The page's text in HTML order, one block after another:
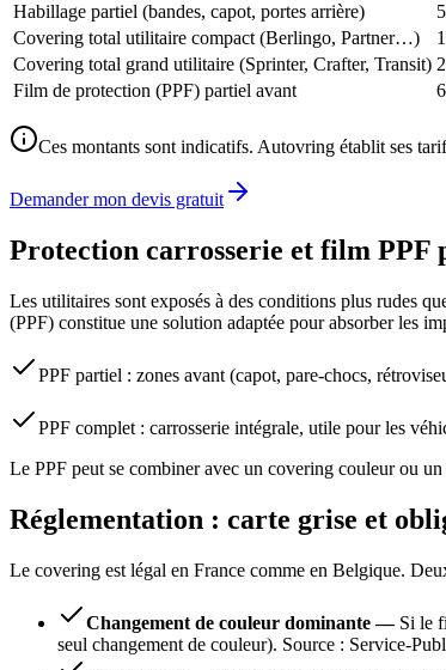
Habillage partiel (bandes, capot, portes arrière)
Covering total utilitaire compact (Berlingo, Partner…)
Covering total grand utilitaire (Sprinter, Crafter, Transit)
Film de protection (PPF) partiel avant
Ces montants sont indicatifs. Autovring établit ses
Demander mon devis gratuit
Protection carrosserie et film
Les utilitaires sont exposés à des conditions plus rudes
(PPF) constitue une solution adaptée pour absorber les
PPF partiel : zones avant (capot, pare-chocs,
PPF complet : carrosserie intégrale, utile pour les
Le PPF peut se combiner avec un covering couleur ou
Réglementation : carte grise et
Le covering est légal en France comme en Belgique.
Changement de couleur dominante— Si le
seul changement de couleur). Source : Service-